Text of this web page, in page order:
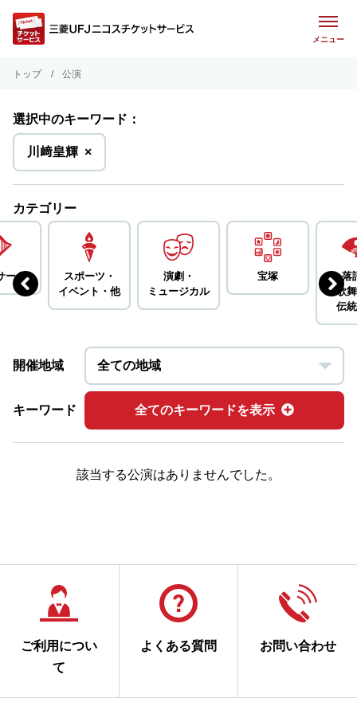
メニュー
トップ 公演
選択中のキーワード：
川﨑皇輝を
削
除
×
カテゴリー
ート
スポーツ・
イベント・ 他
演劇・
ミュージカル
宝塚
落
歌
伝
開催地域
キーワード 全てのキーワードを表示
該当する公演はありませんでした。
ご利用につい
て
よくある質問 お問い合わせ